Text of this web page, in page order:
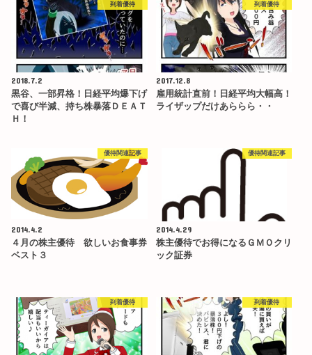
到着優待
2018.7.2
黒谷、一部昇格！日経平均爆下げ
で喜び半減、持ち株暴落ＤＥＡＴ
Ｈ！
到着優待
2017.12.8
雇用統計直前！日経平均大幅高！
ライザップだけあららら・・
優待関連記事
2014.4.2
４月の株主優待 欲しいお食事券
ベスト３
優待関連記事
2014.4.29
株主優待でお得になるＧＭＯクリ
ック証券
到着優待 到着優待